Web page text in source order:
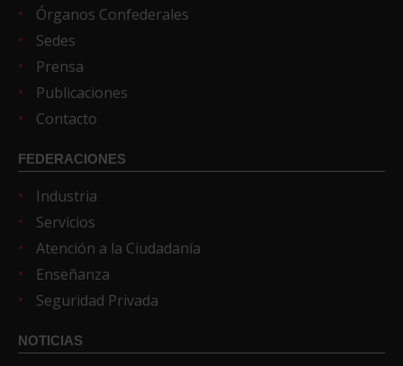
Órganos Confederales
Sedes
Prensa
Publicaciones
Contacto
FEDERACIONES
Industria
Servicios
Atención a la Ciudadanía
Enseñanza
Seguridad Privada
NOTICIAS